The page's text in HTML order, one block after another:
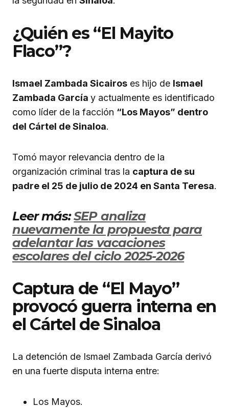
¿Quién es “El Mayito
Flaco”?
Ismael Zambada Sicairos es hijo de Ismael
Zambada García y actualmente es identificado
como líder de la facción “Los Mayos” dentro
del Cártel de Sinaloa.
Tomó mayor relevancia dentro de la
organización criminal tras la captura de su
padre el 25 de julio de 2024 en Santa Teresa.
Leer más:SEP analiza
nuevamente la propuesta para
adelantar las vacaciones
escolares del ciclo 2025-2026
Captura de “El Mayo”
provocó guerra interna en
el Cártel de Sinaloa
La detención de Ismael Zambada García derivó
en una fuerte disputa interna entre:
Los Mayos.